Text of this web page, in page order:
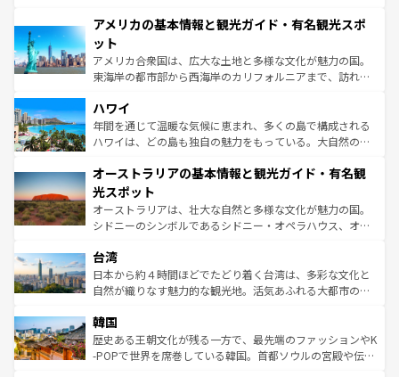
ンツ一覧を参照してほしい。
の建物がそのまま残る町や、スイスならではのユニークな
博物館もあり、アルプス観光だけでなく町歩きも満喫する
ことができる。国民の所得が高いため物価も高いが、旅行
者向けの交通パス提供のサービスもあり、うまく活用すれ
着のスイス情報は
アメリカの基本情報と観光ガイド・有名観光スポ
ット
アメリカ合衆国は、広大な土地と多様な文化が魅力の国。
東海岸の都市部から西海岸のカリフォルニアまで、訪れる
のような巨大都市は、観光、ショッピング、エンターテイ
ンメントが詰まった刺激的なスポットだ。一方、アメリカ
西部には大自然が広がり、グランドキャニオンやイエロー
部のニューオーリンズでは、音楽と美食が融合した独特の
文化が魅力。旅行者はアメリカの各地域で異なる魅力を楽
しみながら、その多様性と豊かな歴史を感じることができ
るだろう。車でのロードトリップや列車の旅も、アメリカ
情報は
ハワイ
年間を通じて温暖な気候に恵まれ、多くの島で構成される
ハワイは、どの島も独自の魅力をもっている。大自然の神
ワイ島は見逃せない。また、定番の観光地といえばオアフ
島だが、静かな自然を求めるならマウイ島やカウアイ島が
おすすめ。エメラルドグリーンに輝く海をはじめ、豊かな
文化や歴史が息づいている。「アロハスピリット」と呼ば
人々、おいしいローカルフードやハワイアンミュージッ
ク、伝統的なフラダンスなど、すべてがハワイの魅力を彩
っている。訪れるたびに新しい発見と感動が待っているハ
はコンテンツ一覧
オーストラリアの基本情報と観光ガイド・有名観
光スポット
オーストラリアは、壮大な自然と多様な文化が魅力の国。
シドニーのシンボルであるシドニー・オペラハウス、オー
リアリーフや大陸中央部にそびえるウルル（エアーズロッ
ク）、タスマニアの美しい原生林やケアンズの熱帯雨林な
ど、見どころがたくさん。また、カフェやワイン、オージ
いる。アクティビティも充実しており、サーフィンやダイ
ビング、ハイキングなど、アウトドア好きにはたまらな
い。オーストラリアの多彩な魅力を存分に味わいつくそ
台湾
日本から約４時間ほどでたどり着く台湾は、多彩な文化と
自然が織りなす魅力的な観光地。活気あふれる大都市の台
ン）、静ひつな山岳地帯である台湾東部など、都市の喧騒
と山間の静けさが共存しており、訪れる人に新しい発見と
驚きをもたらしてくれる。また、奥深い台湾の食文化も魅
韓国
歴史ある王朝文化が残る一方で、最先端のファッションやK
-POPで世界を席巻している韓国。首都ソウルの宮殿や伝統